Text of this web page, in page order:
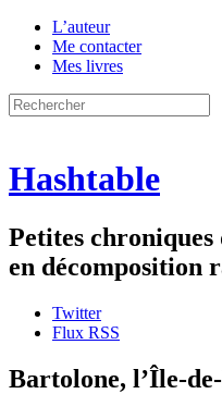
L’auteur
Me contacter
Mes livres
Hashtable
Petites chroniques
en décomposition
Twitter
Flux RSS
Bartolone, l’Île-